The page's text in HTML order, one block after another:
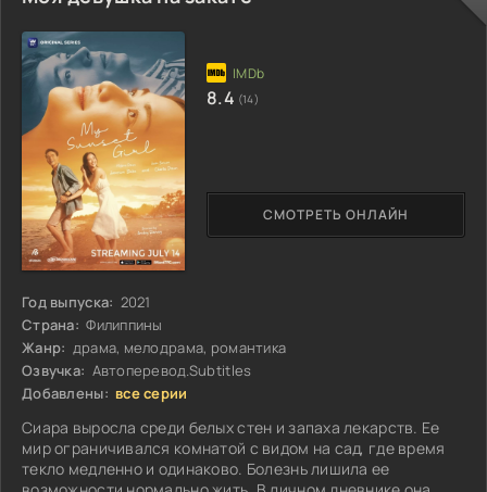
Год выпуска: 2021
Страна: Филиппины
Жанр: драма, мелодрама, романтика
Озвучка: Автоперевод.Subtitles
Добавлены: все серии
Сиара выросла среди белых стен и запаха лекарств. Ее
мир ограничивался комнатой с видом на сад, где время
текло медленно и одинаково. Болезнь лишила ее
СМОТРЕТЬ ОНЛАЙН
8.4 (14)